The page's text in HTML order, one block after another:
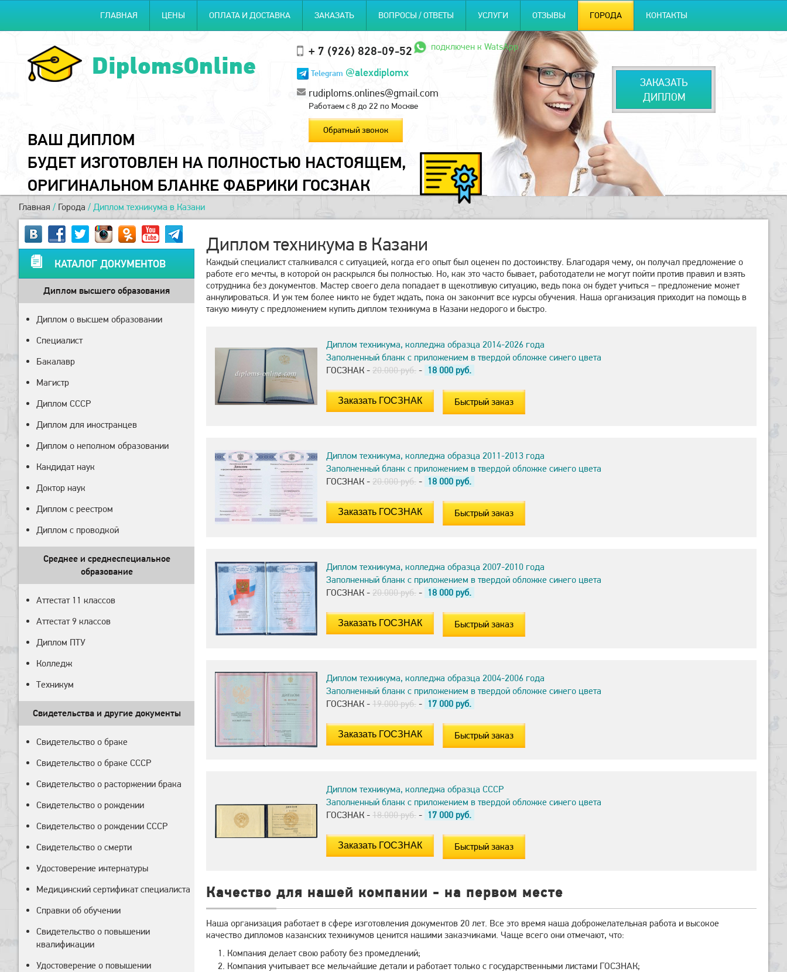
ГЛАВНАЯ ЦЕНЫ ОПЛАТА И ДОСТАВКА ЗАКАЗАТЬ ВОПРОСЫ / ОТВЕТЫ УСЛУГИ ОТЗЫВЫ ГОРОДА КОНТАКТЫ
DiplomsOnline + 7 (926) 828-09-52 подключен к WatsApp
Telegram @alexdiplomx
rudiploms.onlines@gmail.com
Работаем с 8 до 22 по Москве
Обратный звонок
ЗАКАЗАТЬ
ДИПЛОМ
ВАШ ДИПЛОМ
БУДЕТ ИЗГОТОВЛЕН НА ПОЛНОСТЬЮ НАСТОЯЩЕМ,
ОРИГИНАЛЬНОМ БЛАНКЕ ФАБРИКИ ГОСЗНАК
Главная / Города / Диплом техникума в Казани
Диплом техникума в Казани
Каждый специалист сталкивался с ситуацией, когда его опыт был оценен по достоинству. Благодаря чему, он получал предложение о
работе его мечты, в которой он раскрылся бы полностью. Но, как это часто бывает, работодатели не могут пойти против правил и взять
сотрудника без документов. Мастер своего дела попадает в щекотливую ситуацию, ведь пока он будет учиться – предложение может
аннулироваться. И уж тем более никто не будет ждать, пока он закончит все курсы обучения. Наша организация приходит на помощь в
такую минуту с предложением купить диплом техникума в Казани недорого и быстро.
Диплом техникума, колледжа образца 2014-2026 года
Заполненный бланк с приложением в твердой обложке синего цвета
ГОСЗНАК - 20.000 руб. - 18 000 руб.
Быстрый заказ
Диплом техникума, колледжа образца 2011-2013 года
Заполненный бланк с приложением в твердой обложке синего цвета
ГОСЗНАК - 20.000 руб. - 18 000 руб.
Быстрый заказ
Диплом техникума, колледжа образца 2007-2010 года
Заполненный бланк с приложением в твердой обложке синего цвета
ГОСЗНАК - 20.000 руб. - 18 000 руб.
Быстрый заказ
Диплом техникума, колледжа образца 2004-2006 года
Заполненный бланк с приложением в твердой обложке синего цвета
ГОСЗНАК - 19.000 руб. - 17 000 руб.
Быстрый заказ
Диплом техникума, колледжа образца СССР
Заполненный бланк с приложением в твердой обложке синего цвета
ГОСЗНАК - 18.000 руб. - 17 000 руб.
Быстрый заказ
Качество для нашей компании - на первом месте
Наша организация работает в сфере изготовления документов 20 лет. Все это время наша доброжелательная работа и высокое
качество дипломов казанских техникумов ценится нашими заказчиками. Чаще всего они отмечают, что:
Компания делает свою работу без промедлений;
Компания учитывает все мельчайшие детали и работает только с государственными листами ГОСЗНАК;
КАТАЛОГ ДОКУМЕНТОВ
Диплом высшего образования
Диплом о высшем образовании
Специалист
Бакалавр
Магистр
Диплом СССР
Диплом для иностранцев
Диплом о неполном образовании
Кандидат наук
Доктор наук
Диплом с реестром
Диплом с проводкой
Среднее и среднеспециальное
образование
Аттестат 11 классов
Аттестат 9 классов
Диплом ПТУ
Колледж
Техникум
Свидетельства и другие документы
Свидетельство о браке
Свидетельство о браке СССР
Свидетельство о расторжении брака
Свидетельство о рождении
Свидетельство о рождении СССР
Свидетельство о смерти
Удостоверение интернатуры
Медицинский сертификат специалиста
Справки об обучении
Свидетельство о повышении
квалификации
Удостоверение о повышении